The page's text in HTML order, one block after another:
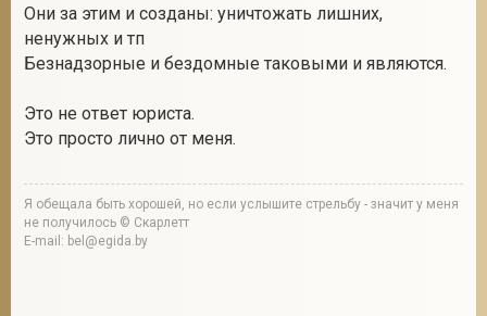
Они за этим и созданы: уничтожать лишних,
ненужных и тп
Безнадзорные и бездомные таковыми и являются.
Это не ответ юриста.
Это просто лично от меня.
Я обещала быть хорошей, но если услышите стрельбу - значит у меня
не получилось © Скарлетт
E-mail: bel@egida.by